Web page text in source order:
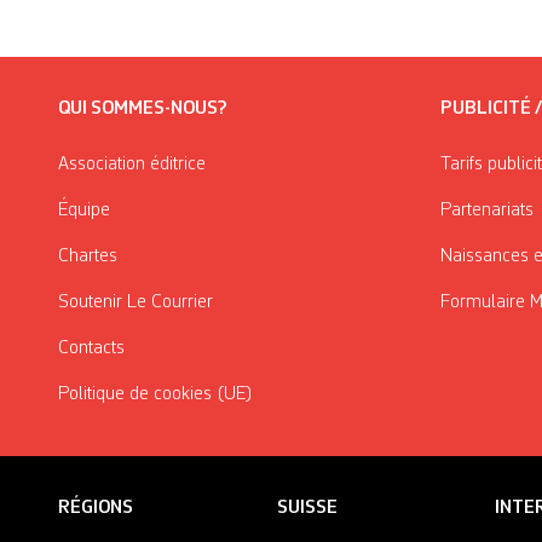
QUI SOMMES-NOUS?
Association éditrice
Équipe
Chartes
Soutenir Le Courrier
Contacts
Politique de cookies (UE)
PUBLICITÉ
Tarifs
Partenariats
Naissances
Formulaire
RÉGIONS SUISSE